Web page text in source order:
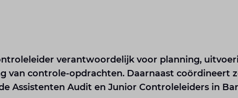
verantwoordelijk voor planning,
van controle-opdrachten. Daarnaast coördineert
Assistenten Audit en Junior Controleleiders in